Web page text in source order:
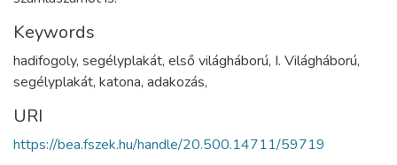
Keywords
hadifogoly, segélyplakát, első világháború, I. Világháború,
segélyplakát, katona, adakozás,
URI
https://bea.fszek.hu/handle/20.500.14711/59719